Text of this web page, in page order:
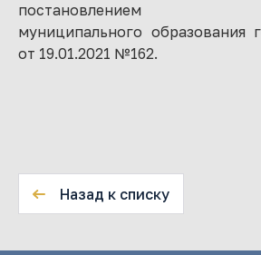
постановлением
муниципального образования
от 19.01.2021 №162.
Назад к списку